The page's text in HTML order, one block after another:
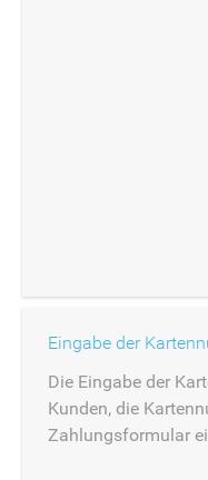
Eingabe der
Die Eingabe der
Kunden, die
Zahlungsformular